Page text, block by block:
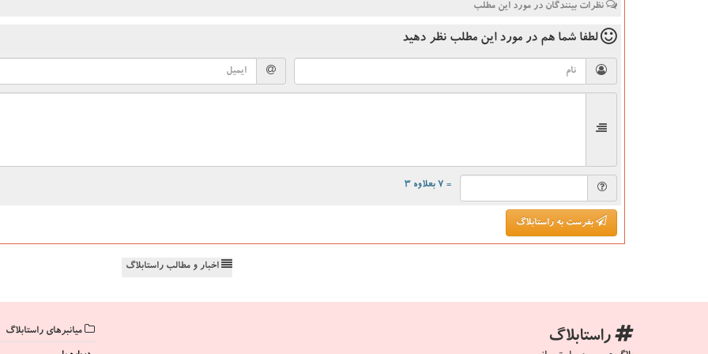
نظرات بینندگان در مورد این مطلب
لطفا شما هم در مورد این مطلب نظر دهید
= ۷ بعلاوه ۳
بفرست به راستابلاگ
اخبار و مطالب راستابلاگ
راستابلاگ میانبرهای راستابلاگ